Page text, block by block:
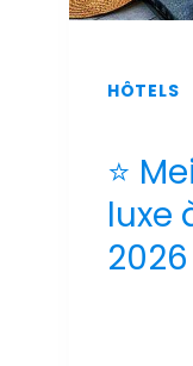
HÔTELS
⭐
luxe
2026